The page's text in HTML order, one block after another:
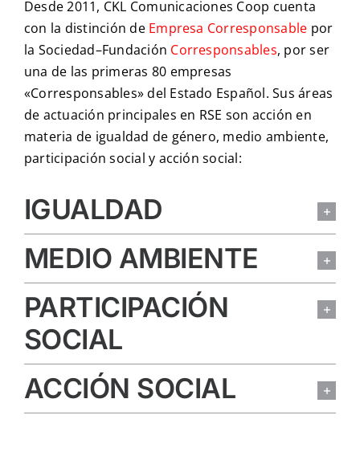
Desde 2011, CKL Comunicaciones Coop cuenta
con la distinción de Empresa Corresponsable por
la Sociedad–Fundación Corresponsables, por ser
una de las primeras 80 empresas
«Corresponsables» del Estado Español. Sus áreas
de actuación principales en RSE son acción en
materia de igualdad de género, medio ambiente,
participación social y acción social:
IGUALDAD
MEDIO AMBIENTE
PARTICIPACIÓN
SOCIAL
ACCIÓN SOCIAL